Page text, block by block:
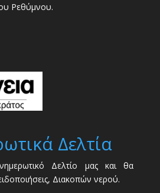
Ρεθύμνου.
Δελτία
Δελτίο μας και θα
Διακοπών νερού.